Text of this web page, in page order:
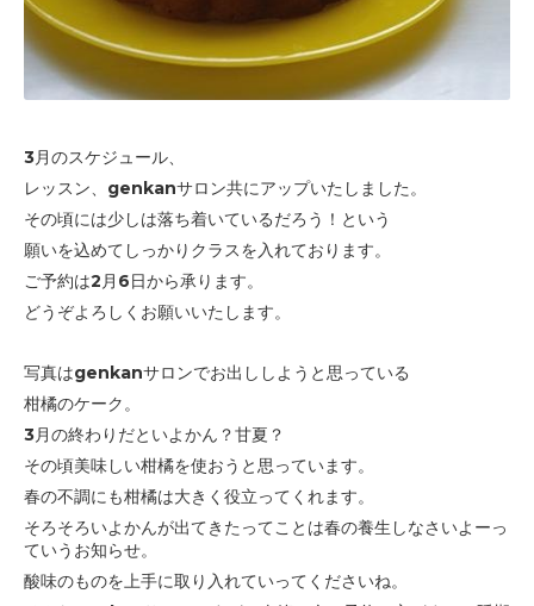
3月のスケジュール、
レッスン、genkanサロン共にアップいたしました。
その頃には少しは落ち着いているだろう！という
願いを込めてしっかりクラスを入れております。
ご予約は2月6日から承ります。
どうぞよろしくお願いいたします。
写真はgenkanサロンでお出ししようと思っている
柑橘のケーク。
3月の終わりだといよかん？甘夏？
その頃美味しい柑橘を使おうと思っています。
春の不調にも柑橘は大きく役立ってくれます。
そろそろいよかんが出てきたってことは春の養生しなさいよーっ
ていうお知らせ。
酸味のものを上手に取り入れていってくださいね。